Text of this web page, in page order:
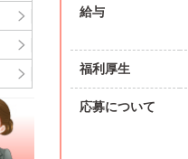
給与
福利厚生
応募について